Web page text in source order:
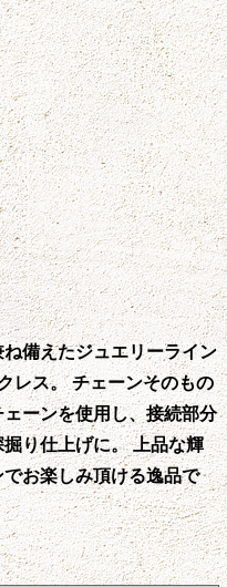
備えたジュエリーライン
レス。 チェーンそのもの
ーンを使用し、接続部分
り仕上げに。 上品な輝
お楽しみ頂ける逸品で